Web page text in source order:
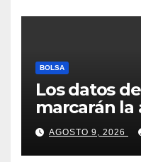
BOLSA
Los datos
marcarán
de la
AGOSTO 9, 2026